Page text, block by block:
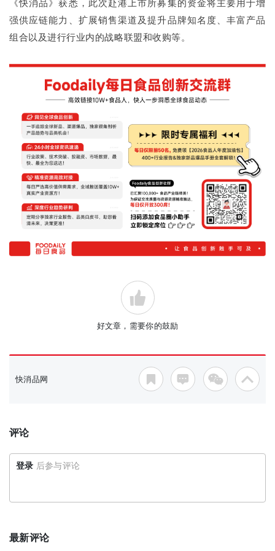
强供应链能力、扩展销售渠道及提升品牌知名度、丰富产品
组合以及进行行业内的战略联盟和收购等。
好文章，需要你的鼓励
快消品网
评论
登录 后参与评论
最新评论